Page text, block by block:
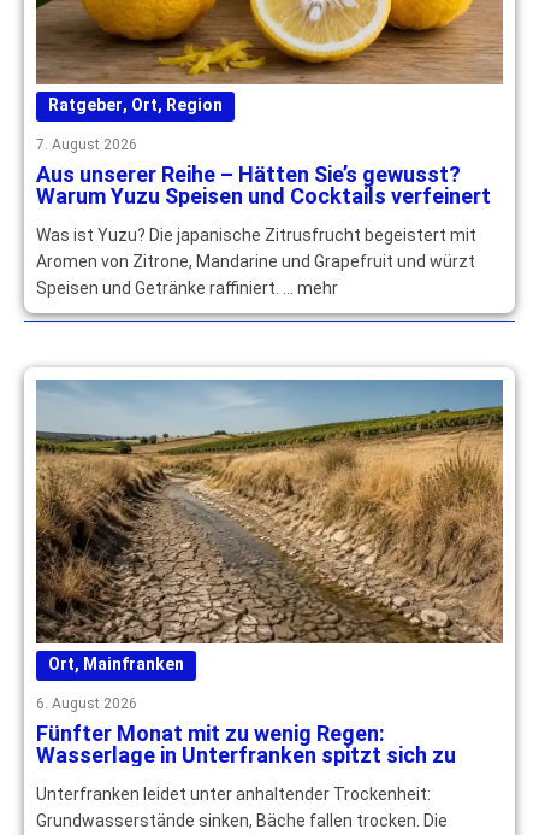
Ratgeber, Ort, Region
7. August 2026
Aus unserer Reihe – Hätten Sie’s gewusst?
Warum Yuzu Speisen und Cocktails verfeinert
Was ist Yuzu? Die japanische Zitrusfrucht begeistert mit
Aromen von Zitrone, Mandarine und Grapefruit und würzt
Speisen und Getränke raffiniert. … mehr
Ort, Mainfranken
6. August 2026
Fünfter Monat mit zu wenig Regen:
Wasserlage in Unterfranken spitzt sich zu
Unterfranken leidet unter anhaltender Trockenheit:
Grundwasserstände sinken, Bäche fallen trocken. Die